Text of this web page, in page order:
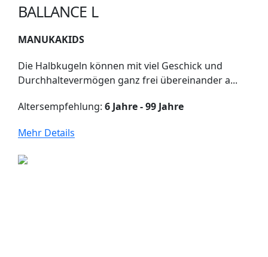
BALLANCE L
MANUKAKIDS
Die Halbkugeln können mit viel Geschick und
Durchhaltevermögen ganz frei übereinander a...
Altersempfehlung: 6 Jahre - 99 Jahre
Mehr Details